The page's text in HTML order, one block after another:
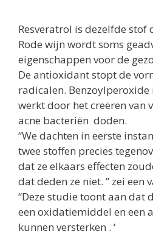
Resveratrol is dezelfde stof
Rode wijn wordt soms
eigenschappen voor de
De antioxidant stopt de
radicalen. Benzoylperoxide
werkt door het creëren van
acne bacteriën doden.
“We dachten in eerste
twee stoffen precies
dat ze elkaars effecten
dat deden ze niet. ” zei een
“Deze studie toont aan dat
een oxidatiemiddel en een
kunnen versterken . ‘